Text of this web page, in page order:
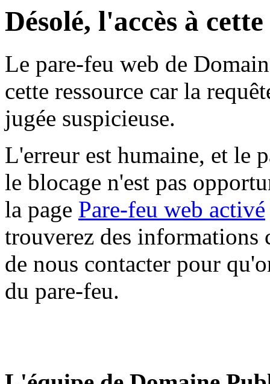
Désolé, l'accès à
Le pare-feu web de
cette ressource car la
jugée suspicieuse.
L'erreur est humaine, et le
le blocage n'est pas
la page Pare-feu web activé
trouverez des informations
de nous contacter pour
du pare-feu.